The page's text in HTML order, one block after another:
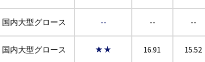
国内大型グロース -- -- --
国内大型グロース ★★ 16.91 15.52